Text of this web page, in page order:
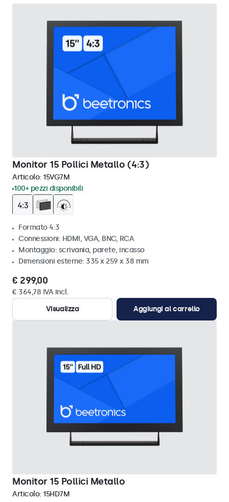
Monitor 15 Pollici Metallo (4:3)
Articolo: 15VG7M
100+ pezzi disponibili
Formato 4:3
Connessioni: HDMI, VGA, BNC, RCA
Montaggio: scrivania, parete, incasso
Dimensioni esterne: 335 x 259 x 38 mm
€ 299,00
€ 364,78 IVA incl.
Visualizza
Aggiungi al carrello
Monitor 15 Pollici Metallo
Articolo: 15HD7M